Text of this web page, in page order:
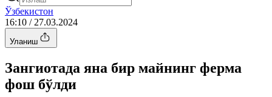
Ўзбекистон
16:10 / 27.03.2024
Уланиш
Зангиотада яна бир майнинг ферма
фош бўлди